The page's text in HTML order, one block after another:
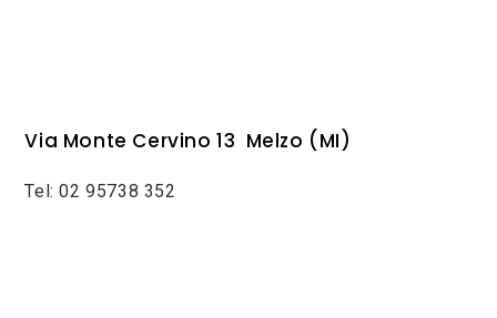
Via Monte Cervino 13 Melzo (MI)
Tel: 02 95738 352